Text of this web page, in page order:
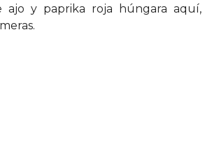
ajo y paprika roja húngara aquí,